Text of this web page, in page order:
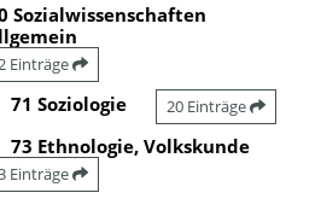
Sozialwissenschaften
2 Einträge
71 Soziologie 20 Einträge
73 Ethnologie, Volkskunde
Einträge